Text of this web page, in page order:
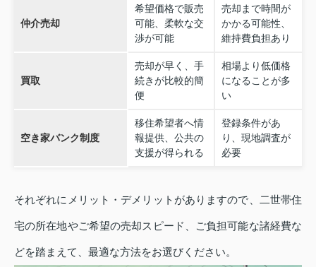
仲介売却
希望価格で販売
可能、柔軟な交
渉が可能
売却まで時間が
かかる可能性、
維持費負担あり
買取
売却が早く、手
続きが比較的簡
便
相場より低価格
になることが多
い
空き家バンク制度
移住希望者へ情
報提供、公共の
支援が得られる
登録条件があ
り、現地調査が
必要
それぞれにメリット・デメリットがありますので、二世帯住
宅の所在地やご希望の売却スピード、ご負担可能な諸経費な
どを踏まえて、最適な方法をお選びください。